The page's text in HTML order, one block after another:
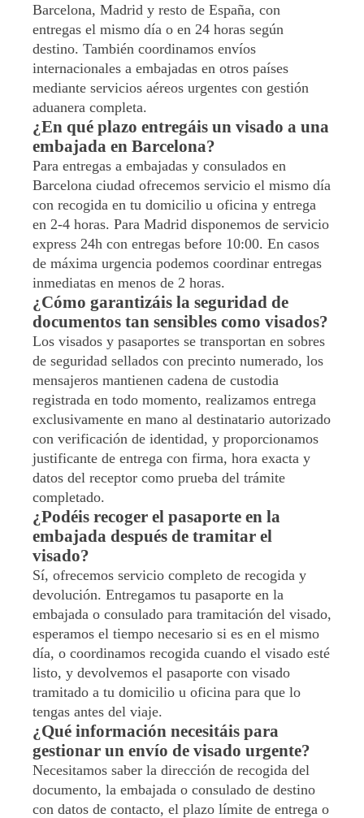
Barcelona, Madrid y resto de España, con
entregas el mismo día o en 24 horas según
destino. También coordinamos envíos
internacionales a embajadas en otros países
mediante servicios aéreos urgentes con gestión
aduanera completa.
¿En qué plazo entregáis un visado a una
embajada en Barcelona?
Para entregas a embajadas y consulados en
Barcelona ciudad ofrecemos servicio el mismo día
con recogida en tu domicilio u oficina y entrega
en 2-4 horas. Para Madrid disponemos de servicio
express 24h con entregas before 10:00. En casos
de máxima urgencia podemos coordinar entregas
inmediatas en menos de 2 horas.
¿Cómo garantizáis la seguridad de
documentos tan sensibles como visados?
Los visados y pasaportes se transportan en sobres
de seguridad sellados con precinto numerado, los
mensajeros mantienen cadena de custodia
registrada en todo momento, realizamos entrega
exclusivamente en mano al destinatario autorizado
con verificación de identidad, y proporcionamos
justificante de entrega con firma, hora exacta y
datos del receptor como prueba del trámite
completado.
¿Podéis recoger el pasaporte en la
embajada después de tramitar el
visado?
Sí, ofrecemos servicio completo de recogida y
devolución. Entregamos tu pasaporte en la
embajada o consulado para tramitación del visado,
esperamos el tiempo necesario si es en el mismo
día, o coordinamos recogida cuando el visado esté
listo, y devolvemos el pasaporte con visado
tramitado a tu domicilio u oficina para que lo
tengas antes del viaje.
¿Qué información necesitáis para
gestionar un envío de visado urgente?
Necesitamos saber la dirección de recogida del
documento, la embajada o consulado de destino
con datos de contacto, el plazo límite de entrega o